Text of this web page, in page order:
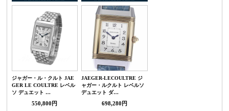
ジャガー・ル・クルト JAE
GER LE COULTRE レベル
ソ デュエット …
550,800円
JAEGER-LECOULTRE ジ
ャガー・ルクルト レベルソ
デュエット ダ…
698,280円